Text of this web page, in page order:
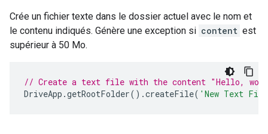
Crée un fichier texte dans le dossier actuel avec le nom et
le contenu indiqués. Génère une exception si content est
supérieur à 50 Mo.
// Create a text file with the content "Hello,
DriveApp .getRootFolder().createFile( 'New Text